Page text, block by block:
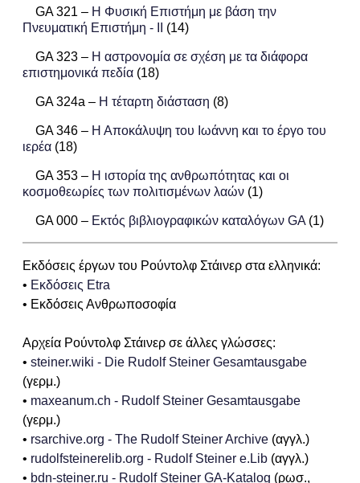
GA 321 – Η Φυσική Επιστήμη με βάση την
Πνευματική Επιστήμη - II
(14)
GA 323 – Η αστρονομία σε σχέση με τα διάφορα
επιστημονικά πεδία (18)
GA 324a – Η τέταρτη διάσταση (8)
GA 346 – Η Αποκάλυψη του Ιωάννη και το έργο του
ιερέα (18)
GA 353 – Η ιστορία της ανθρωπότητας και οι
κοσμοθεωρίες των πολιτισμένων λαών (1)
GA 000 – Εκτός βιβλιογραφικών καταλόγων GA (1)
Εκδόσεις έργων του Ρούντολφ Στάινερ στα ελληνικά:
• Εκδόσεις Etra
• Εκδόσεις Ανθρωποσοφία
Αρχεία Ρούντολφ Στάινερ σε άλλες γλώσσες:
• steiner.wiki - Die Rudolf Steiner Gesamtausgabe
(γερμ.)
• maxeanum.ch - Rudolf Steiner Gesamtausgabe
(γερμ.)
• rsarchive.org - The Rudolf Steiner Archive (αγγλ.)
• rudolfsteinerelib.org - Rudolf Steiner e.Lib (αγγλ.)
• bdn-steiner.ru - Rudolf Steiner GA-Katalog (ρωσ.,